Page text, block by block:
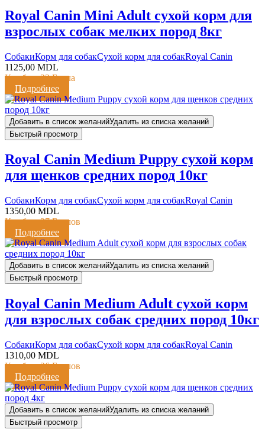
Royal Canin Mini Adult сухой корм для
взрослых собак мелких пород 8кг
CобакиКорм для собакСухой корм для собакRoyal Canin
1125,00 MDL
Кешбэк:23 Балла
Подробнее
Добавить в список желанийУдалить из списка желаний
Быстрый просмотр
Royal Canin Medium Puppy сухой корм
для щенков средних пород 10кг
CобакиКорм для собакСухой корм для собакRoyal Canin
1350,00 MDL
Кешбэк:27 Баллов
Подробнее
Добавить в список желанийУдалить из списка желаний
Быстрый просмотр
Royal Canin Medium Adult сухой корм
для взрослых собак средних пород 10кг
CобакиКорм для собакСухой корм для собакRoyal Canin
1310,00 MDL
Кешбэк:26 Баллов
Подробнее
Добавить в список желанийУдалить из списка желаний
Быстрый просмотр